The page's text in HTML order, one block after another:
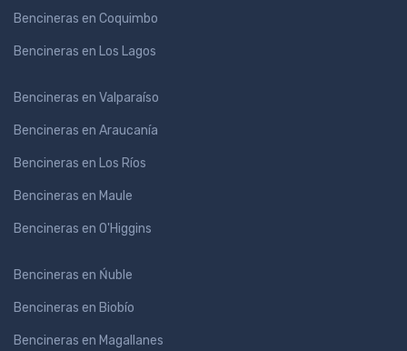
Bencineras en Coquimbo
Bencineras en Los Lagos
Bencineras en Valparaíso
Bencineras en Araucanía
Bencineras en Los Ríos
Bencineras en Maule
Bencineras en O'Higgins
Bencineras en Ńuble
Bencineras en Biobío
Bencineras en Magallanes